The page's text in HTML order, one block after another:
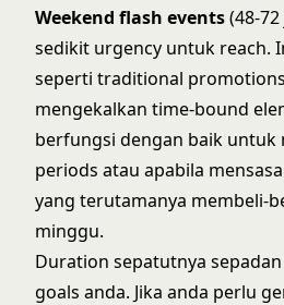
Weekend flash events(48-
sedikit urgency untuk reach.
seperti traditional
mengekalkan time-bound
berfungsi dengan baik untuk
periods atau apabila
yang terutamanya membeli-
minggu.
Duration sepatutnya
goals anda. Jika anda perlu